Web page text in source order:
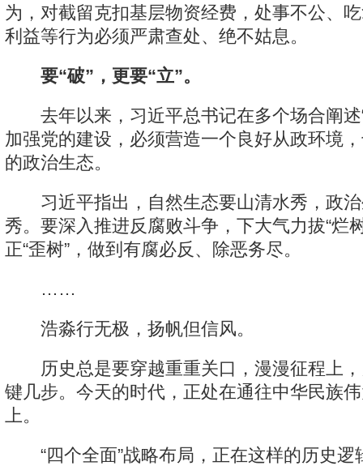
为，对截留克扣基层物资经费，处事不公、
利益等行为必须严肃查处、绝不姑息。
要“破”，更要“立”。
去年以来，习近平总书记在多个场合阐述
加强党的建设，必须营造一个良好从政环境
的政治生态。
习近平指出，自然生态要山清水秀，政治
秀。要深入推进反腐败斗争，下大气力拔“烂
正“歪树”，做到有腐必反、除恶务尽。
……
浩淼行无极，扬帆但信风。
历史总是要穿越重重关口，漫漫征程上，
键几步。今天的时代，正处在通往中华民族
上。
“四个全面”战略布局，正在这样的历史逻